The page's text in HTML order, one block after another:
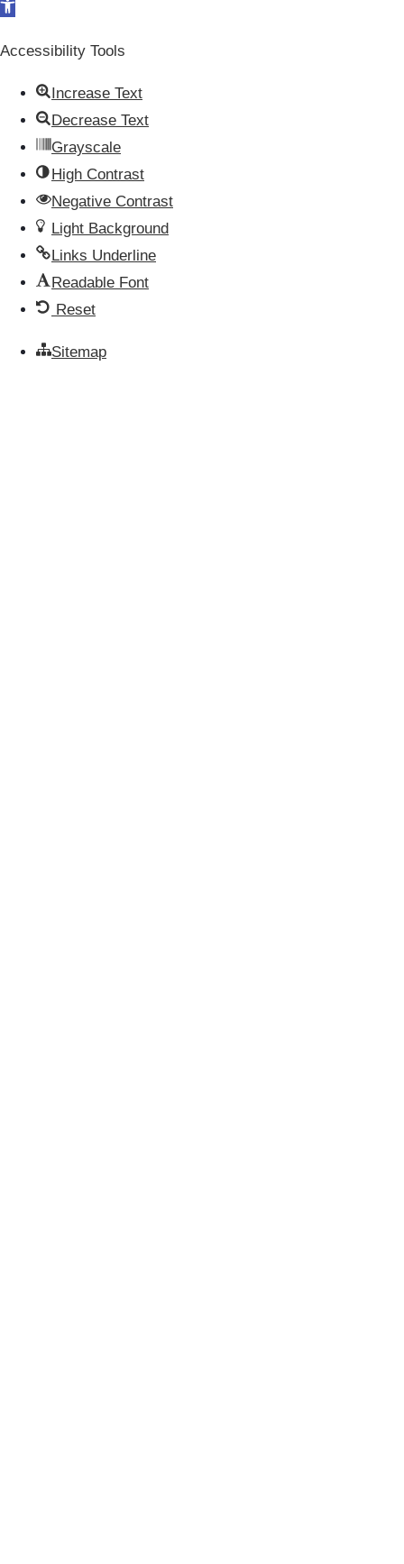
Open toolbar
Accessibility Tools
Increase Text
Decrease Text
Grayscale
High Contrast
Negative Contrast
Light Background
Links Underline
Readable Font
Reset
Sitemap